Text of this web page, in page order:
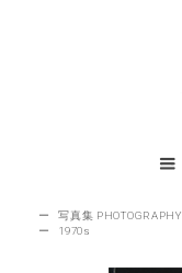
ー 写真集 PHOTOGRAPHY
ー
1970s